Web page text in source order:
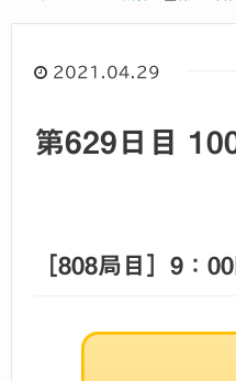
2021.04.29
第629日目
［808局目］9：